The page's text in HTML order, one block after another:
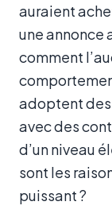
auraient
une annonce
comment
adoptent
avec des
d’un niveau
sont les
puissant ?